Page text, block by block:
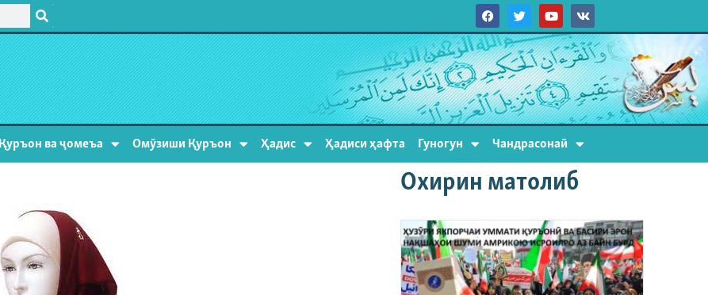
Қуръон ва ҷомеъа Омӯзиши Қуръон Ҳадис Ҳадиси ҳафта Гуногун Чандрасонаӣ
Охирин матолиб